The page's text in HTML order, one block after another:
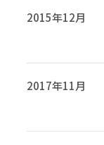
2015年12月
2017年11月